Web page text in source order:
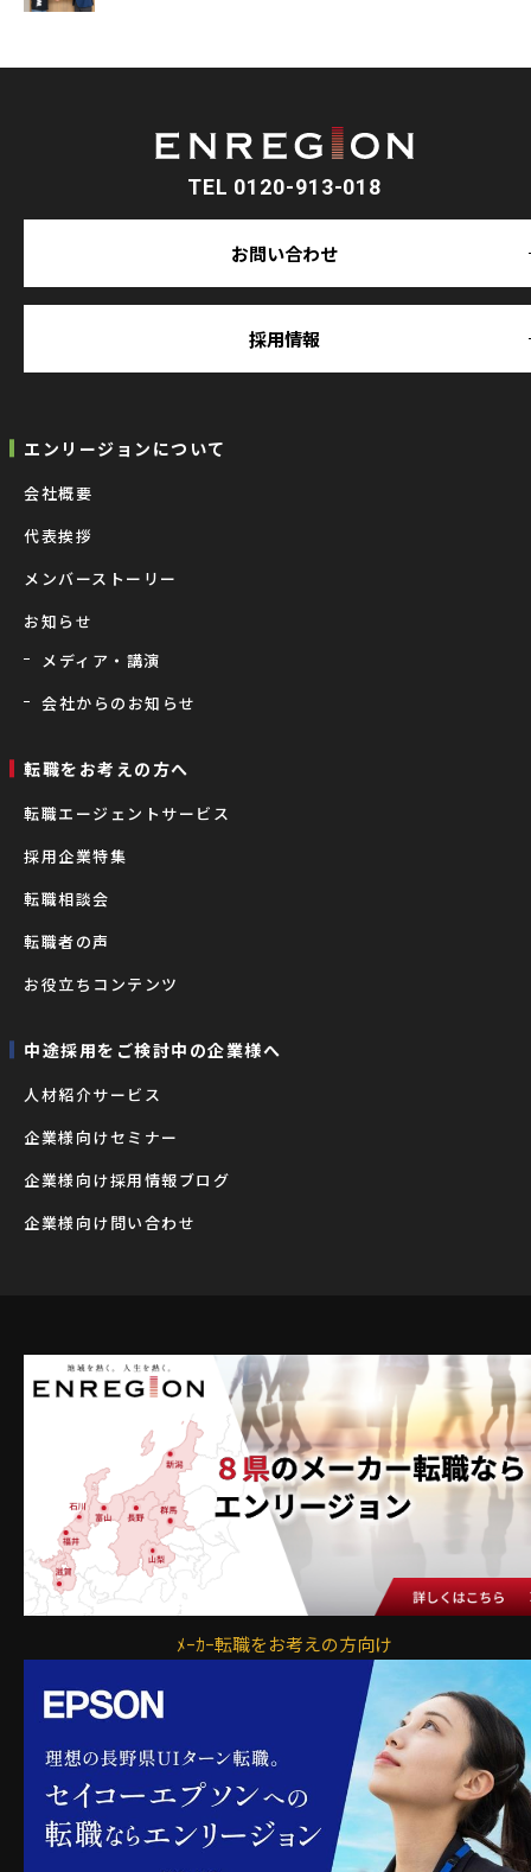
TEL 0120-913-018
お問い合わせ
採用情報
エンリージョンについて
会社概要
代表挨拶
メンバーストーリー
お知らせ
メディア・講演
会社からのお知らせ
転職をお考えの⽅へ
転職エージェントサービス
採用企業特集
転職相談会
転職者の声
お役立ちコンテンツ
中途採用をご検討中の企業様へ
⼈材紹介サービス
企業様向けセミナー
企業様向け採用情報ブログ
企業様向け問い合わせ
ﾒｰｶｰ転職をお考えの方向け